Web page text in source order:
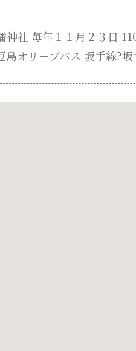
神社 毎年１１月２３日
島オリーブバス 坂手線?